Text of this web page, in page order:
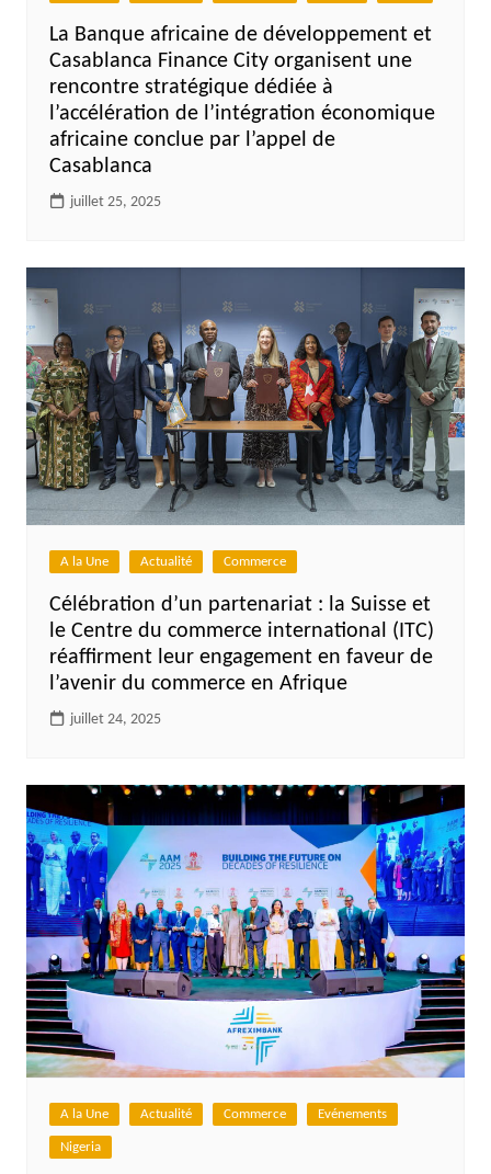
La Banque africaine de développement et
Casablanca Finance City organisent une
rencontre stratégique dédiée à
l’accélération de l’intégration économique
africaine conclue par l’appel de
Casablanca
juillet 25, 2025
A la Une Actualité Commerce
Célébration d’un partenariat : la Suisse et
le Centre du commerce international (ITC)
réaffirment leur engagement en faveur de
l’avenir du commerce en Afrique
juillet 24, 2025
A la Une Actualité Commerce Evénements
Nigeria